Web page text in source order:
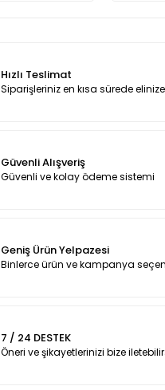
Hızlı Teslimat
Siparişleriniz en kısa sürede elinize
Güvenli Alışveriş
Güvenli ve kolay ödeme sistemi
Geniş Ürün Yelpazesi
Binlerce ürün ve kampanya
7 / 24 DESTEK
Öneri ve şikayetlerinizi bize